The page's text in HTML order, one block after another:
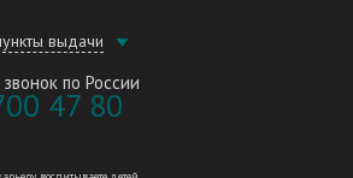
выдачи
по России
47 80